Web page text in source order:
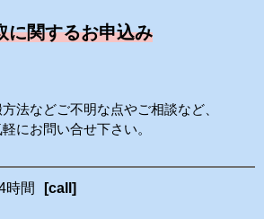
に関するお申込み
法などご不明な点やご相談など、
にお問い合せ下さい。
時間
[call]